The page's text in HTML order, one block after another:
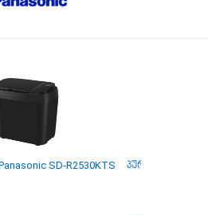
SD-R2530KTS პურის საცხობი